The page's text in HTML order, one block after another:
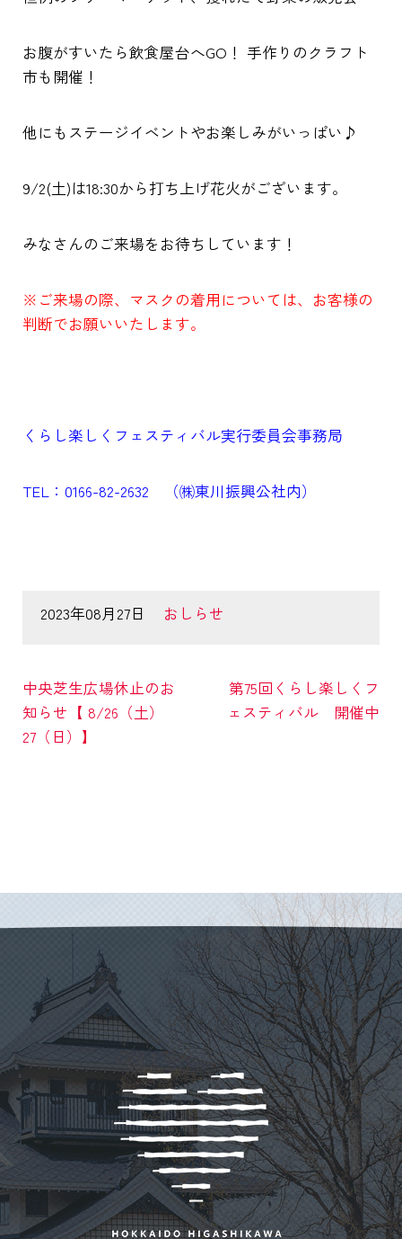
お腹がすいたら飲食屋台へGO！ 手作りのクラフト
市も開催！
他にもステージイベントやお楽しみがいっぱい♪
9/2(土)は18:30から打ち上げ花火がございます。
みなさんのご来場をお待ちしています！
※ご来場の際、マスクの着用については、お客様の
判断でお願いいたします。
くらし楽しくフェスティバル実行委員会事務局
TEL：0166-82-2632 （㈱東川振興公社内）
2023年08月27日 おしらせ
中央芝生広場休止のお
知らせ【 8/26（土）
27（日）】
第75回くらし楽しくフ
ェスティバル 開催中